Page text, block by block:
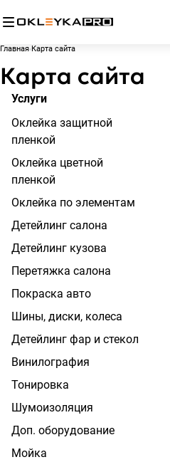
Главная Карта сайта
Карта сайта
Услуги
Оклейка защитной
пленкой
Оклейка цветной
пленкой
Оклейка по элементам
Детейлинг салона
Детейлинг кузова
Перетяжка салона
Покраска авто
Шины, диски, колеса
Детейлинг фар и стекол
Винилография
Тонировка
Шумоизоляция
Доп. оборудование
Мойка